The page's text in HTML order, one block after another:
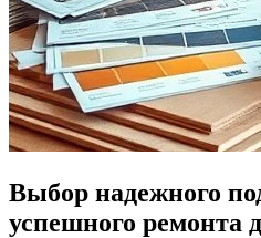
Выбор надежного
успешного ремонта